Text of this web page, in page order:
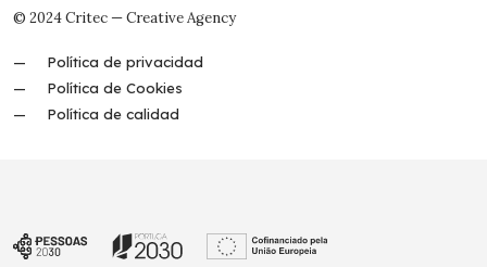
© 2024 Critec — Creative Agency
Política de privacidad
Política de Cookies
Política de calidad